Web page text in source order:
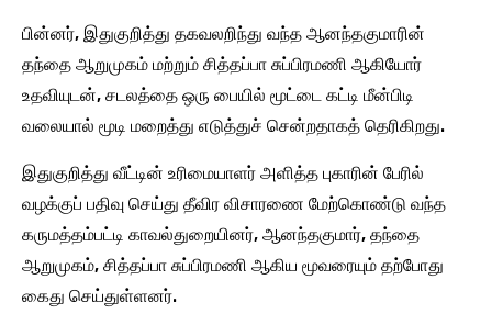
பின்னர், இதுகுறித்து தகவலறிந்து வந்த ஆனந்தகுமாரின்
தந்தை ஆறுமுகம் மற்றும் சித்தப்பா சுப்பிரமணி ஆகியோர்
உதவியுடன், சடலத்தை ஒரு பையில் மூட்டை கட்டி மீன்பிடி
வலையால் மூடி மறைத்து எடுத்துச் சென்றதாகத் தெரிகிறது.
இதுகுறித்து வீட்டின் உரிமையாளர் அளித்த புகாரின் பேரில்
வழக்குப் பதிவு செய்து தீவிர விசாரணை மேற்கொண்டு வந்த
கருமத்தம்பட்டி காவல்துறையினர், ஆனந்தகுமார், தந்தை
ஆறுமுகம், சித்தப்பா சுப்பிரமணி ஆகிய மூவரையும் தற்போது
கைது செய்துள்ளனர்.